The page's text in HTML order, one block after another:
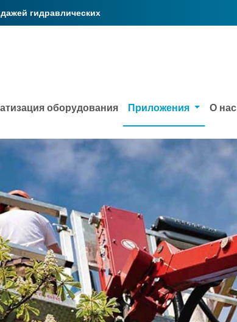
гидравлических
оборудования Приложения О нас